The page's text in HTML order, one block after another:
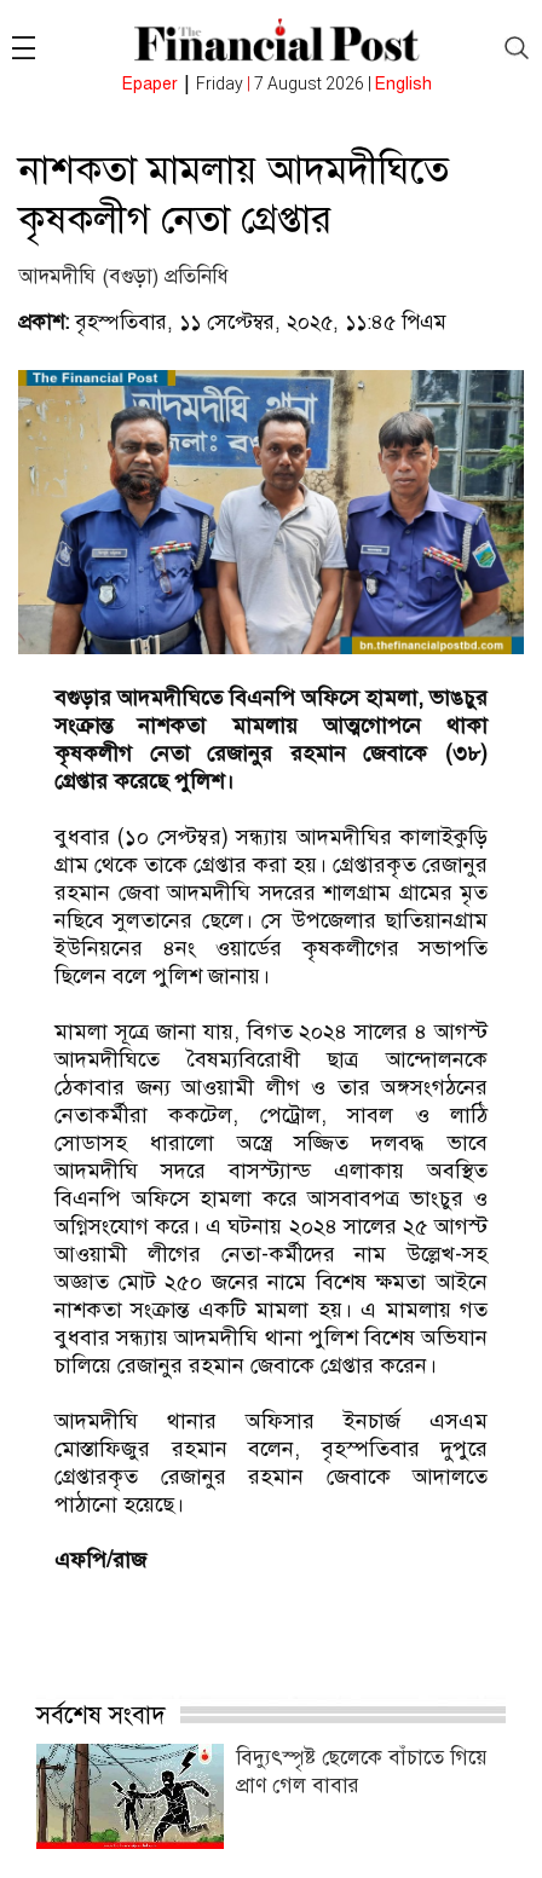
Epaper| Friday 7 August 2026 | English
নাশকতা মামলায় আদমদীঘিতে
কৃষকলীগ নেতা গ্রেপ্তার
আদমদীঘি (বগুড়া) প্রতিনিধি
প্রকাশ:বৃহস্পতিবার, ১১ সেপ্টেম্বর, ২০২৫, ১১:৪৫ পিএম
বগুড়ার আদমদীঘিতে বিএনপি অফিসে হামলা, ভাঙচুর
সংক্রান্ত নাশকতা মামলায় আত্মগোপনে থাকা
কৃষকলীগ নেতা রেজানুর রহমান জেবাকে (৩৮)
গ্রেপ্তার করেছে পুলিশ।
বুধবার (১০ সেপ্টম্বর) সন্ধ্যায় আদমদীঘির কালাইকুড়ি
গ্রাম থেকে তাকে গ্রেপ্তার করা হয়। গ্রেপ্তারকৃত রেজানুর
রহমান জেবা আদমদীঘি সদরের শালগ্রাম গ্রামের মৃত
নছিবে সুলতানের ছেলে। সে উপজেলার ছাতিয়ানগ্রাম
ইউনিয়নের ৪নং ওয়ার্ডের কৃষকলীগের সভাপতি
ছিলেন বলে পুলিশ জানায়।
মামলা সূত্রে জানা যায়, বিগত ২০২৪ সালের ৪ আগস্ট
আদমদীঘিতে বৈষম্যবিরোধী ছাত্র আন্দোলনকে
ঠেকাবার জন্য আওয়ামী লীগ ও তার অঙ্গসংগঠনের
নেতাকর্মীরা ককটেল, পেট্রোল, সাবল ও লাঠি
সোডাসহ ধারালো অস্ত্রে সজ্জিত দলবদ্ধ ভাবে
আদমদীঘি সদরে বাসস্ট্যান্ড এলাকায় অবস্থিত
বিএনপি অফিসে হামলা করে আসবাবপত্র ভাংচুর ও
অগ্নিসংযোগ করে। এ ঘটনায় ২০২৪ সালের ২৫ আগস্ট
আওয়ামী লীগের নেতা-কর্মীদের নাম উল্লেখ-সহ
অজ্ঞাত মোট ২৫০ জনের নামে বিশেষ ক্ষমতা আইনে
নাশকতা সংক্রান্ত একটি মামলা হয়। এ মামলায় গত
বুধবার সন্ধ্যায় আদমদীঘি থানা পুলিশ বিশেষ অভিযান
চালিয়ে রেজানুর রহমান জেবাকে গ্রেপ্তার করেন।
আদমদীঘি থানার অফিসার ইনচার্জ এসএম
মোস্তাফিজুর রহমান বলেন, বৃহস্পতিবার দুপুরে
গ্রেপ্তারকৃত রেজানুর রহমান জেবাকে আদালতে
পাঠানো হয়েছে।
এফপি/রাজ
সর্বশেষ সংবাদ
বিদ্যুৎস্পৃষ্ট ছেলেকে বাঁচাতে গিয়ে
প্রাণ গেল বাবার